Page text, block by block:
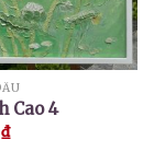
Cao 4
₫